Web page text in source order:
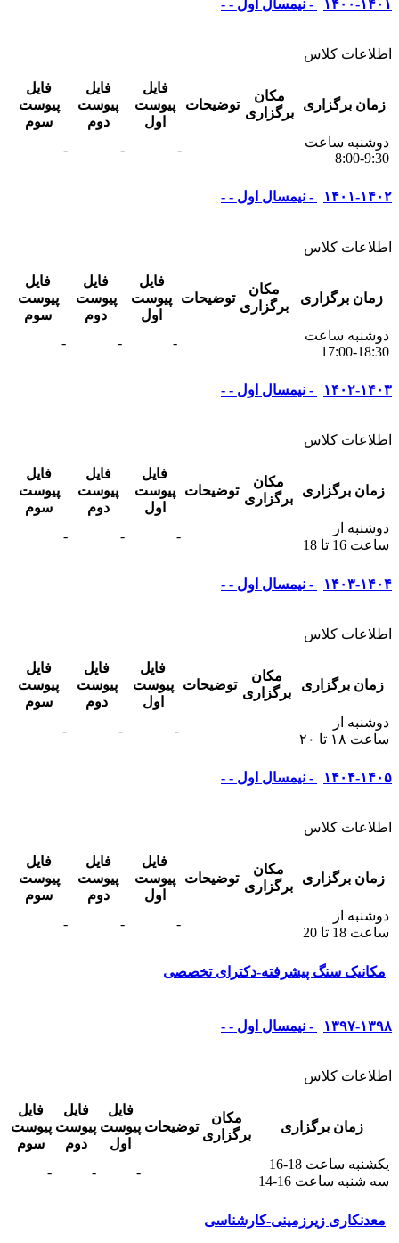
۱۴۰۰-۱۴۰۱ - نیمسال اول - -
اطلاعات کلاس
زمان برگزاری
مکان
برگزاری
توضیحات
فایل
پیوست
اول
فایل
پیوست
دوم
فایل
پیوست
سوم
دوشنبه ساعت
9:30-8:00
-
-
-
۱۴۰۱-۱۴۰۲ - نیمسال اول - -
اطلاعات کلاس
زمان برگزاری
مکان
برگزاری
توضیحات
فایل
پیوست
اول
فایل
پیوست
دوم
فایل
پیوست
سوم
دوشنبه ساعت
18:30-17:00
-
-
-
۱۴۰۲-۱۴۰۳ - نیمسال اول - -
اطلاعات کلاس
زمان برگزاری
مکان
برگزاری
توضیحات
فایل
پیوست
اول
فایل
پیوست
دوم
فایل
پیوست
سوم
دوشنبه از
ساعت 16 تا 18
-
-
-
۱۴۰۳-۱۴۰۴ - نیمسال اول - -
اطلاعات کلاس
زمان برگزاری
مکان
برگزاری
توضیحات
فایل
پیوست
اول
فایل
پیوست
دوم
فایل
پیوست
سوم
دوشنبه از
ساعت ۱۸ تا ۲۰
-
-
-
۱۴۰۴-۱۴۰۵ - نیمسال اول - -
اطلاعات کلاس
زمان برگزاری
مکان
برگزاری
توضیحات
فایل
پیوست
اول
فایل
پیوست
دوم
فایل
پیوست
سوم
دوشنبه از
ساعت 18 تا 20
-
-
-
مکانیک سنگ پیشرفته-دکترای تخصصی
۱۳۹۷-۱۳۹۸ - نیمسال اول - -
اطلاعات کلاس
زمان برگزاری
مکان
برگزاری
توضیحات
فایل
پیوست
اول
فایل
پیوست
دوم
فایل
پیوست
سوم
یکشنبه ساعت 18-16
سه شنبه ساعت 16-14
-
-
-
معدنکاری زیرزمینی-کارشناسی